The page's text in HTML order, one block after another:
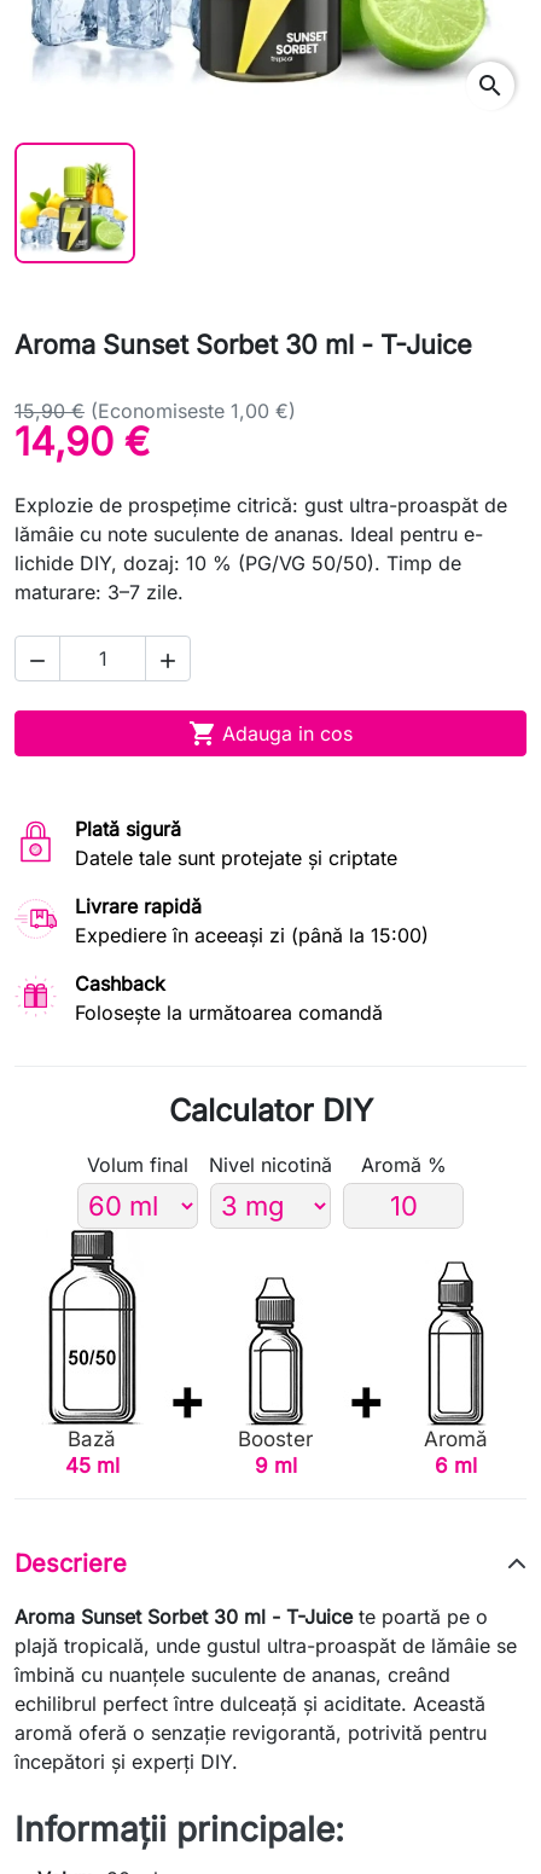
search
Aroma Sunset Sorbet 30 ml - T-Juice
15,90 € (Economiseste 1,00 €)
14,90 €
Explozie de prospețime citrică: gust ultra-proaspăt de
lămâie cu note suculente de ananas. Ideal pentru e-
lichide DIY, dozaj: 10 % (PG/VG 50/50). Timp de
maturare: 3–7 zile.
 
 Adauga in cos
Plată sigură
Datele tale sunt protejate și criptate
Livrare rapidă
Expediere în aceeași zi (până la 15:00)
Cashback
Folosește la următoarea comandă
Calculator DIY
Volum final Nivel nicotină Aromă %
Bază
45 ml
Booster
9 ml
Aromă
6 ml
Descriere
Aroma Sunset Sorbet 30 ml - T-Juicete poartă pe o
plajă tropicală, unde gustul ultra-proaspăt de lămâie se
îmbină cu nuanțele suculente de ananas, creând
echilibrul perfect între dulceață și aciditate. Această
aromă oferă o senzație revigorantă, potrivită pentru
începători și experți DIY.
Informații principale: